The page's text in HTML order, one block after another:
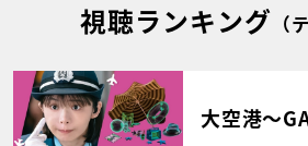
視聴ランキング （
大空港～